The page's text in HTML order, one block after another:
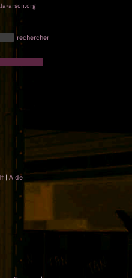
arson.org
rechercher
| Aide